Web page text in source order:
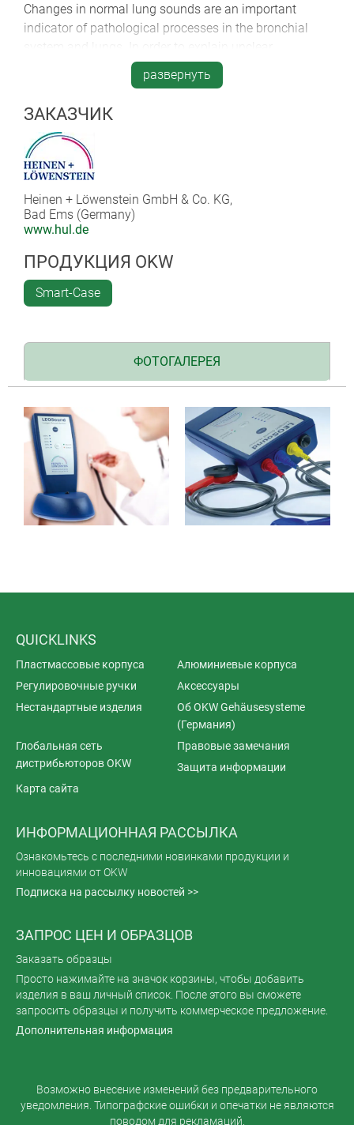
Changes in normal lung sounds are an important
indicator of pathological processes in the bronchial
symptoms such as breathlessness, wheezing and
coughing, a long-term recording of lung sounds at
and quantitatively. In addition, LEOSound allows
continuous monitoring of medication treatment, for
example of asthmatic children and adults.
развернуть
ЗАКАЗЧИК
Heinen + Löwenstein GmbH & Co. KG,
Bad Ems (Germany)
www.hul.de
ПРОДУКЦИЯ OKW
Smart-Case
ФОТОГАЛЕРЕЯ
QUICKLINKS
Пластмассовые корпуса
Алюминиевые корпуса
Регулировочные ручки
Аксессуары
Нестандартные изделия
Об OKW Gehäusesysteme
(Германия)
Глобальная сеть
дистрибьюторов OKW
Правовые замечания
Защита информации
Карта сайта
ИНФОРМАЦИОННАЯ РАССЫЛКА
Ознакомьтесь с последними новинками продукции и
инновациями от OKW
Подписка на рассылку новостей >>
ЗАПРОС ЦЕН И ОБРАЗЦОВ
Заказать образцы
Просто нажимайте на значок корзины, чтобы добавить
изделия в ваш личный список. После этого вы сможете
запросить образцы и получить коммерческое предложение.
Дополнительная информация
Возможно внесение изменений без предварительного
уведомления. Типографские ошибки и опечатки не являются
поводом для рекламаций.